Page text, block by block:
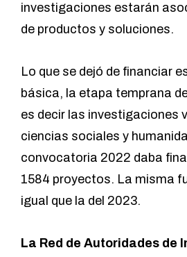
investigaciones estarán
de productos y soluciones.
Lo que se dejó de financiar
básica, la etapa temprana
es decir las investigaciones
ciencias sociales y
convocatoria 2022 daba
1584 proyectos. La misma
igual que la del 2023.
La Red de Autoridades de